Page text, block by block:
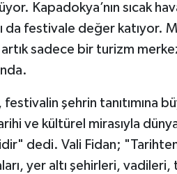
Kapadokya’nın sıcak
da festivale değer katıyor.
sadece bir turizm
şehrin tanıtımına
ve kültürel mirasıyla
dedi. Vali Fidan;
yer altı şehirleri, vadileri,